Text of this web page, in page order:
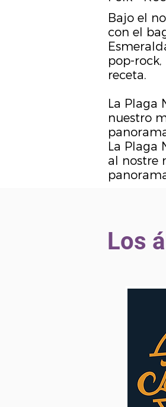
Bajo el
con el
pop-
receta.
La Plaga
nuestro
La Plaga
al nostre
Los